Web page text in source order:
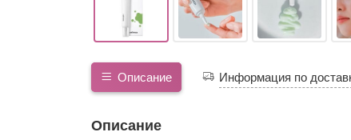
Описание Информация по
Описание